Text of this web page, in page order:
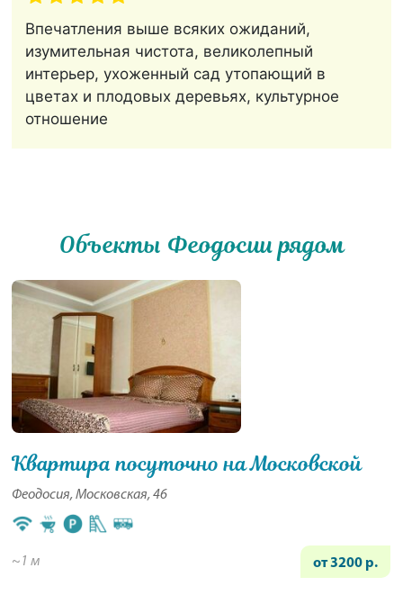
Впечатления выше всяких ожиданий,
изумительная чистота, великолепный
интерьер, ухоженный сад утопающий в
цветах и плодовых деревьях, культурное
отношение
Объекты Феодосии рядом
Квартира посуточно на Московской
Феодосия, Московская, 46
~1 м от 3200 р.